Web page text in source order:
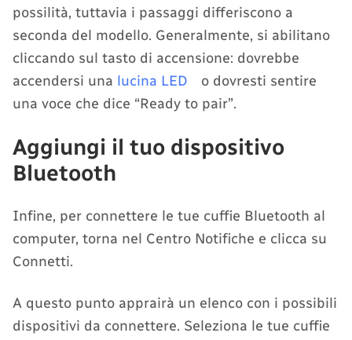
possilità, tuttavia i passaggi differiscono a
seconda del modello. Generalmente, si abilitano
cliccando sul tasto di accensione: dovrebbe
accendersi una lucina LED
o dovresti sentire
una voce che dice “Ready to pair”.
Aggiungi il tuo dispositivo
Bluetooth
Infine, per connettere le tue cuffie Bluetooth al
computer, torna nel Centro Notifiche e clicca su
Connetti.
A questo punto apprairà un elenco con i possibili
dispositivi da connettere. Seleziona le tue cuffie